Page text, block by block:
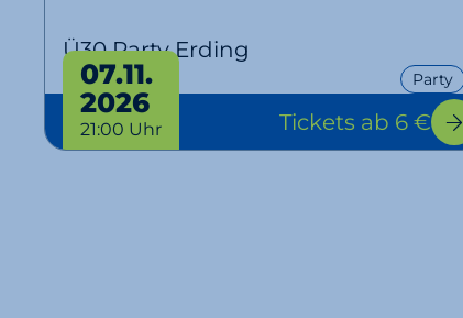
Ü30 Party Erding
Party
07.11.
2026
21:00 Uhr Tickets ab 6 €